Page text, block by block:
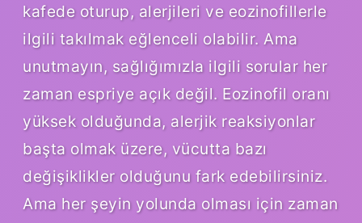
kafede oturup, alerjileri ve eozinofillerle
ilgili takılmak eğlenceli olabilir. Ama
unutmayın, sağlığımızla ilgili sorular her
zaman espriye açık değil. Eozinofil oranı
yüksek olduğunda, alerjik reaksiyonlar
başta olmak üzere, vücutta bazı
değişiklikler olduğunu fark edebilirsiniz.
Ama her şeyin yolunda olması için zaman